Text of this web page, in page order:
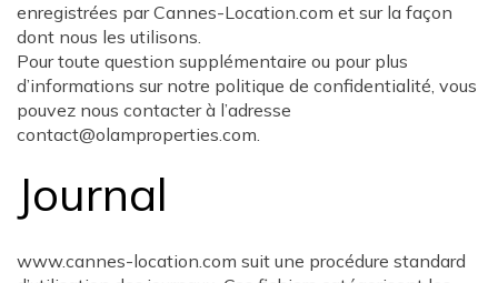
enregistrées par Cannes-Location.com et sur la façon
dont nous les utilisons.
Pour toute question supplémentaire ou pour plus
d’informations sur notre politique de confidentialité, vous
pouvez nous contacter à l’adresse
contact@olamproperties.com.
Journal
www.cannes-location.com suit une procédure standard